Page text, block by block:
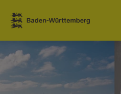
Sauter au contenu
Link zur Startseite